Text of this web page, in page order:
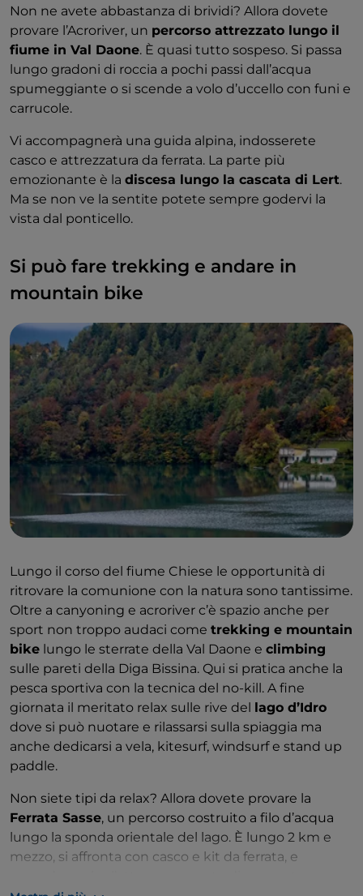
Non ne avete abbastanza di brividi? Allora dovete
provare l’Acroriver, un percorso attrezzato lungo il
fiume in Val Daone. È quasi tutto sospeso. Si passa
lungo gradoni di roccia a pochi passi dall’acqua
spumeggiante o si scende a volo d’uccello con funi e
carrucole.
Vi accompagnerà una guida alpina, indosserete
casco e attrezzatura da ferrata. La parte più
emozionante è la discesa lungo la cascata di Lert.
Ma se non ve la sentite potete sempre godervi la
vista dal ponticello.
Si può fare trekking e andare in
mountain bike
Lungo il corso del fiume Chiese le opportunità di
ritrovare la comunione con la natura sono tantissime.
Oltre a canyoning e acroriver c’è spazio anche per
sport non troppo audaci come trekking e mountain
bike lungo le sterrate della Val Daone e climbing
sulle pareti della Diga Bissina. Qui si pratica anche la
pesca sportiva con la tecnica del no-kill. A fine
giornata il meritato relax sulle rive del lago d’Idro
dove si può nuotare e rilassarsi sulla spiaggia ma
anche dedicarsi a vela, kitesurf, windsurf e stand up
paddle.
Non siete tipi da relax? Allora dovete provare la
Ferrata Sasse, un percorso costruito a filo d’acqua
lungo la sponda orientale del lago. È lungo 2 km e
mezzo, si affronta con casco e kit da ferrata, e